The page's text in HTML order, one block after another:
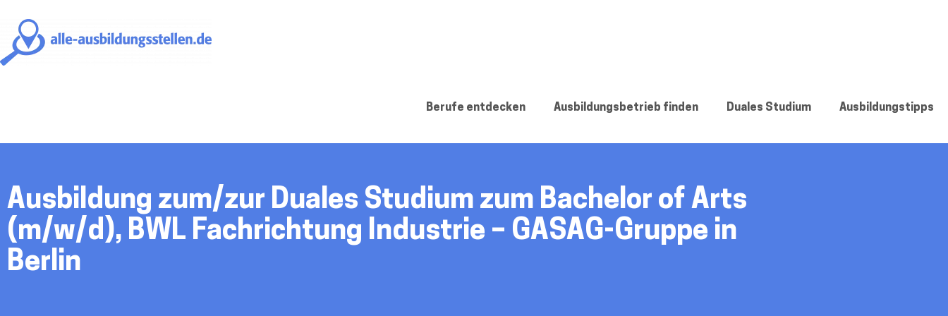
Berufe entdecken Ausbildungsbetrieb finden Duales Studium Ausbildungstipps
Ausbildung zum/zur Duales Studium zum Bachelor of Arts
(m/w/d), BWL Fachrichtung Industrie – GASAG-Gruppe in
Berlin